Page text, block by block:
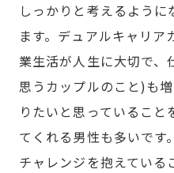
しっかりと考えるよう
ます。デュアルキャリ
業生活が人生に大切で、
思うカップルのこと)も
りたいと思っていること
てくれる男性も多いです
チャレンジを抱えている